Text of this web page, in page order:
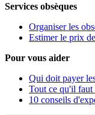
Services obsèques
Organiser les
Estimer le prix
Pour vous aider
Qui doit payer
Tout ce qu'il faut
10 conseils